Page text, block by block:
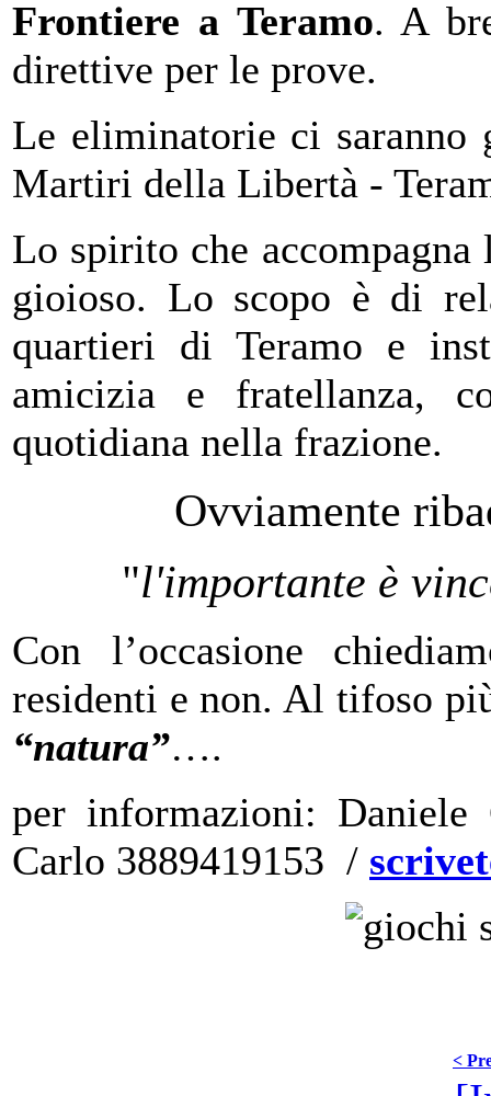
Frontiere a Teramo. A
direttive per le prove.
Le eliminatorie ci
Martiri della Libertà -
Lo spirito che
gioioso. Lo scopo è di
quartieri di Teramo e
amicizia e fratellanza,
quotidiana nella frazione.
Ovviamente
"l'importante è
Con l’occasione
residenti e non. Al tifoso
“natura”….
per informazioni:
Carlo 3889419153 /
<